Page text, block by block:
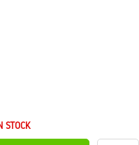
STOCK